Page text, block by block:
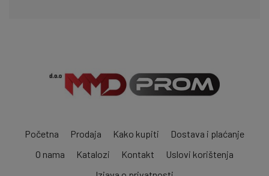
Početna Prodaja Kako kupiti
Dostava i plaćanje
O nama
Katalozi Kontakt
Uslovi korištenja